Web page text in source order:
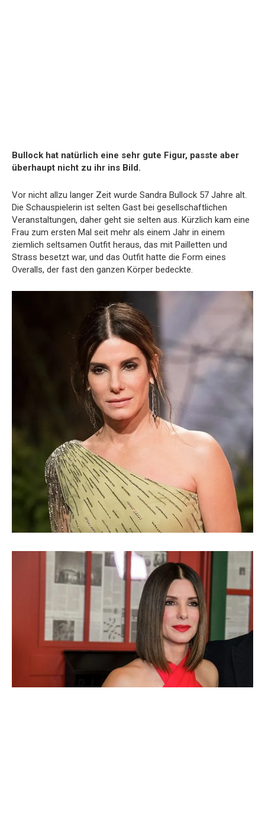
Bullock hat natürlich eine sehr gute Figur, passte aber
überhaupt nicht zu ihr ins Bild.
Vor nicht allzu langer Zeit wurde Sandra Bullock 57 Jahre alt.
Die Schauspielerin ist selten Gast bei gesellschaftlichen
Veranstaltungen, daher geht sie selten aus. Kürzlich kam eine
Frau zum ersten Mal seit mehr als einem Jahr in einem
ziemlich seltsamen Outfit heraus, das mit Pailletten und
Strass besetzt war, und das Outfit hatte die Form eines
Overalls, der fast den ganzen Körper bedeckte.